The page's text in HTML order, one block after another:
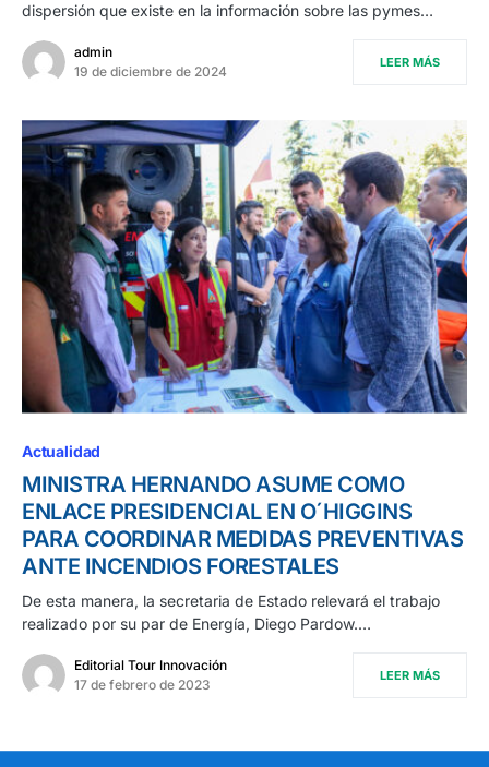
dispersión que existe en la información sobre las pymes…
admin
19 de diciembre de 2024
LEER MÁS
Actualidad
MINISTRA HERNANDO ASUME COMO
ENLACE PRESIDENCIAL EN O´HIGGINS
PARA COORDINAR MEDIDAS PREVENTIVAS
ANTE INCENDIOS FORESTALES
De esta manera, la secretaria de Estado relevará el trabajo
realizado por su par de Energía, Diego Pardow.…
Editorial Tour Innovación
17 de febrero de 2023
LEER MÁS